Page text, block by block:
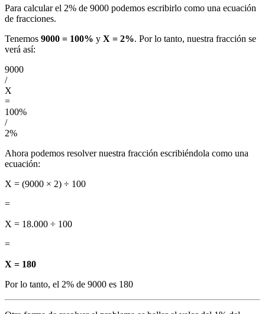
Para calcular el 2% de 9000 podemos escribirlo como una ecuación
de fracciones.
Tenemos 9000 = 100% y X = 2%. Por lo tanto, nuestra fracción se
verá así:
9000
/
X
=
100%
/
2%
Ahora podemos resolver nuestra fracción escribiéndola como una
ecuación:
X = (9000 × 2) ÷ 100
=
X = 18.000 ÷ 100
=
X = 180
Por lo tanto, el 2% de 9000 es 180